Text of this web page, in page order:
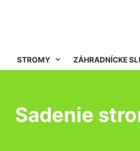
STROMY ZÁHRADNÍCKE
Sadenie